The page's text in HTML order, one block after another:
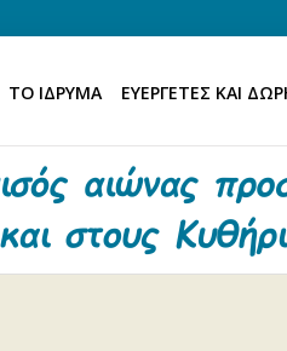
ΤΟ ΙΔΡΥΜΑ ΕΥΕΡΓΕΤΕΣ ΚΑΙ